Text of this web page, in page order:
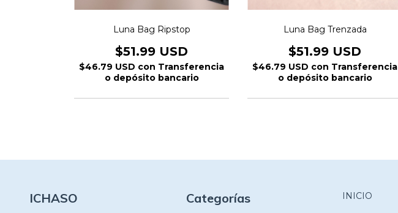
Luna Bag Ripstop
$51.99 USD
$46.79 USD con Transferencia
o depósito bancario
Luna Bag Trenzada
$51.99 USD
$46.79 USD con Transferencia
o depósito bancario
ICHASO Categorías INICIO